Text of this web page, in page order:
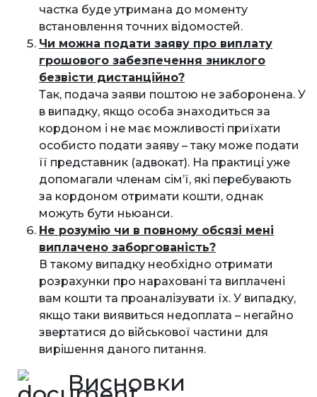
частка буде утримана до моменту
встановлення точних відомостей.
Чи можна подати заяву про виплату
грошового забезпечення зниклого
безвісти дистанційно?
Так, подача заяви поштою не заборонена. У
в випадку, якщо особа знаходиться за
кордоном і не має можливості приїхати
особисто подати заяву – таку може подати
її представник (адвокат). На практиці уже
допомагали членам сім’ї, які перебувають
за кордоном отримати кошти, однак
можуть бути ньюанси.
Не розумію чи в повному обсязі мені
виплачено заборгованість?
В такому випадку необхідно отримати
розрахунки про нараховані та виплачені
вам кошти та проаналізувати їх. У випадку,
якщо таки виявиться недоплата – негайно
звертатися до військової частини для
вирішення даного питання.
Висновки